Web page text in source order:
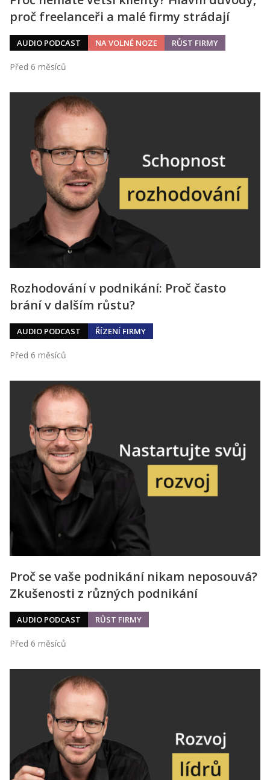
proč freelanceři a malé firmy strádají
AUDIO PODCAST NA VOLNÉ NOZE RŮST FIRMY
Před 6 měsíců
Rozhodování v podnikání: Proč často
brání v dalším růstu?
AUDIO PODCAST ŘÍZENÍ FIRMY
Před 6 měsíců
Proč se vaše podnikání nikam neposouvá?
Zkušenosti z různých podnikání
AUDIO PODCAST RŮST FIRMY
Před 6 měsíců